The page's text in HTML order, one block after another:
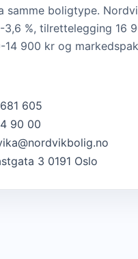
samme boligtype.
%, tilrettelegging 16
14 900 kr og
605
90 00
3 0191 Oslo